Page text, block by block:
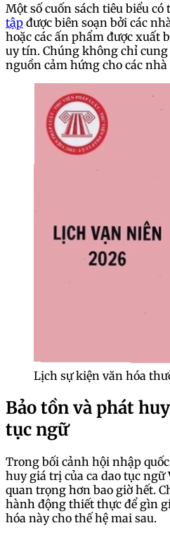
Một số cuốn sách tiêu biểu có
tập được biên soạn bởi các
hoặc các ấn phẩm được xuất
uy tín. Chúng không chỉ cung
nguồn cảm hứng cho các
Lịch sự kiện văn hóa
Bảo tồn và phát
tục ngữ
Trong bối cảnh hội nhập
huy giá trị của ca dao tục ngữ
quan trọng hơn bao giờ hết.
hành động thiết thực để gìn
hóa này cho thế hệ mai sau.